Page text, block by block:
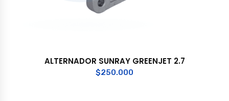
ALTERNADOR SUNRAY GREENJET 2.7
$250.000